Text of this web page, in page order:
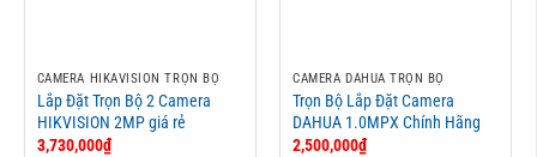
CAMERA HIKAVISION TRỌN BỘ
Lắp Đặt Trọn Bộ 2 Camera
HIKVISION 2MP giá rẻ
3,730,000₫
CAMERA DAHUA TRỌN BỘ
Trọn Bộ Lắp Đặt Camera
DAHUA 1.0MPX Chính Hãng
2,500,000₫